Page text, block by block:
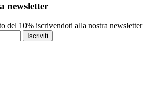
newsletter
del 10% iscrivendoti alla nostra newsletter
Iscriviti